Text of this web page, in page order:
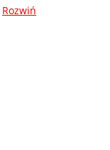
Rozwiń